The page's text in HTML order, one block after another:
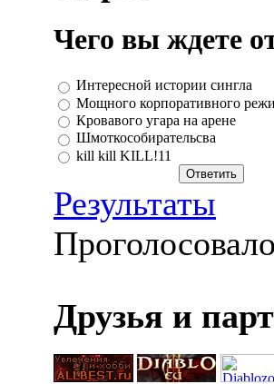
Чего вы ждете
Интересной истории сингла
Мощного корпоративного
Кровавого угара на арене
Шмоткособирательсва
kill kill KILL!11
Результаты
Друзья и